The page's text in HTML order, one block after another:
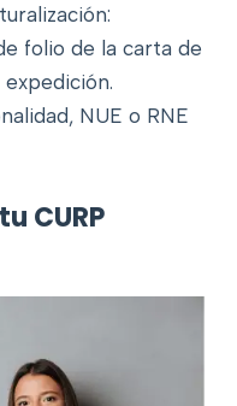
folio de la carta de
NUE o RNE
CURP